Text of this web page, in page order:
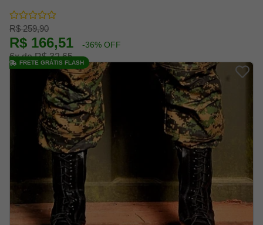
R$ 259,90
R$ 166,51 -36% OFF
6x de R$ 32,65
FRETE GRÁTIS FLASH